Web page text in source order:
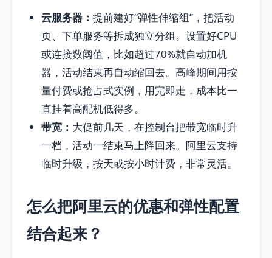
云服务器： 提前建好“弹性伸缩组”，把活动
页、下单服务等拆成独立分组。设置好CPU
或连接数阈值，比如超过70%就自动加机
器，活动结束再自动缩回去。高峰期间用按
量付费或抢占式实例，用完即走，成本比一
直挂着高配机低得多。
带宽： 大促前几天，在控制台把带宽临时升
一档，活动一结束马上降回来。阿里云支持
临时升级，按天或按小时计费，非常灵活。
怎么把阿里云的优惠和弹性配置
结合起来？